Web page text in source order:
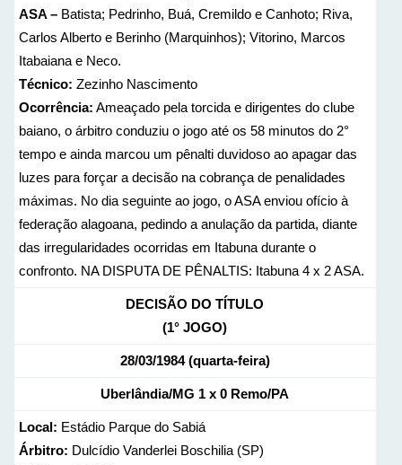
ASA –Batista; Pedrinho, Buá, Cremildo e Canhoto; Riva,
Carlos Alberto e Berinho (Marquinhos); Vitorino, Marcos
Itabaiana e Neco.
Técnico: Zezinho Nascimento
Ocorrência: Ameaçado pela torcida e dirigentes do clube
baiano, o árbitro conduziu o jogo até os 58 minutos do 2°
tempo e ainda marcou um pênalti duvidoso ao apagar das
luzes para forçar a decisão na cobrança de penalidades
máximas. No dia seguinte ao jogo, o ASA enviou ofício à
federação alagoana, pedindo a anulação da partida, diante
das irregularidades ocorridas em Itabuna durante o
confronto. NA DISPUTA DE PÊNALTIS: Itabuna 4 x 2 ASA.
DECISÃO DO TÍTULO
(1° JOGO)
28/03/1984 (quarta-feira)
Uberlândia/MG 1 x 0 Remo/PA
Local: Estádio Parque do Sabiá
Árbitro: Dulcídio Vanderlei Boschilia (SP)